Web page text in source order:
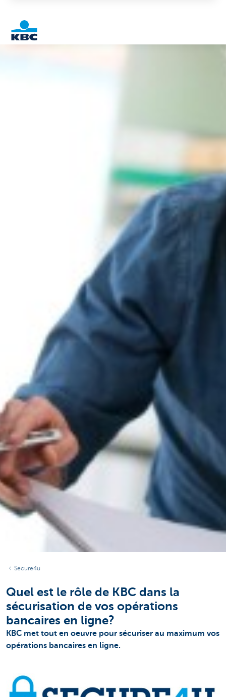
Secure4u
Quel est le rôle de KBC dans la
sécurisation de vos opérations
bancaires en ligne?
KBC met tout en oeuvre pour sécuriser au maximum vos
opérations bancaires en ligne.